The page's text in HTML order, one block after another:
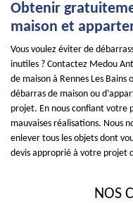
Obtenir
maison et
Vous voulez éviter de
inutiles ? Contactez Medou
de maison à Rennes Les
débarras de maison ou
projet. En nous confiant votre
mauvaises réalisations. Nous
enlever tous les objets dont
devis approprié à votre projet
NOS